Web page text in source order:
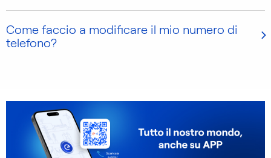
Come faccio a modificare il mio numero di
telefono?